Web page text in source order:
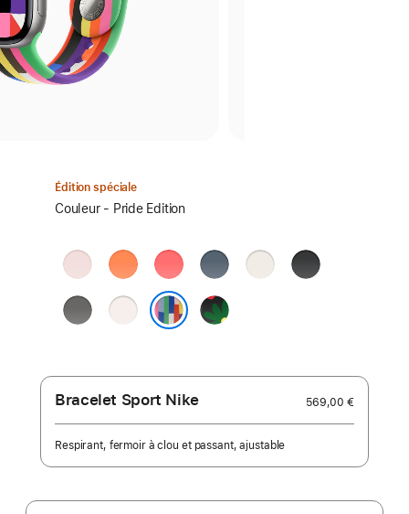
Édition spéciale
Sélectionnez
Couleur - Pride Edition
Rose
pastel
ClémentineRose
goyave
Bleu
maritime
Lumière stellaire
Noir
Gris
minéral
Rose
tendre
Black
Unity
Bloom
Bracelet Sport Nike 569,00 €
Respirant, fermoir à clou et passant, ajustable